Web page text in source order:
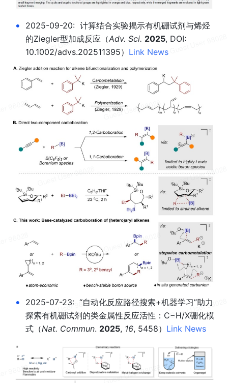
•
2025-09-20:  计算结合实验揭示有机硼试剂与烯烃
的Ziegler型加成反应 （Adv. Sci. 2025, DOI:
10.1002/advs.202511395） Link News
•
2025-07-23:  “自动化反应路径搜索+机器学习”助力
探索有机硼试剂的类金属性反应活性：C−H/X硼化模
式 （Nat. Commun. 2025, 16, 5458） Link News